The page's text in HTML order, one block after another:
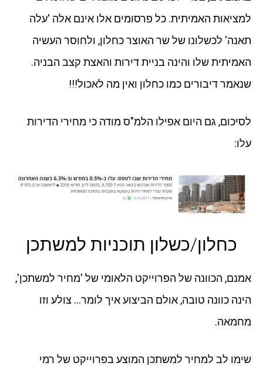
למציאות האמיתית. כל פרסומים אלו אינם אלה 'עלה
תאנה' לכשלונו של שר האוצר כחלון, ולחוסר העשיה
האמיתית שלו והינה בניית דירות והאצת קצב הבניה.
שנאמר דיבורים כמו כחלון ואין מה לאכול!!!
לסיכום, גם היום אפילו הלמ"ס מודה כי מחירי הדירות
עלו:
כחלון/כשלון תוכניות למשתכן
אמנם, הכוונה של הפרוייקט הלאומי של 'מחיר למשתכן',
הינה כוונה טובה, אולם הביצוע איך לומר… צולע וזו
מחמאה.
שימו לב למחיר למשתכן המוצע בפרוייקט של רמי